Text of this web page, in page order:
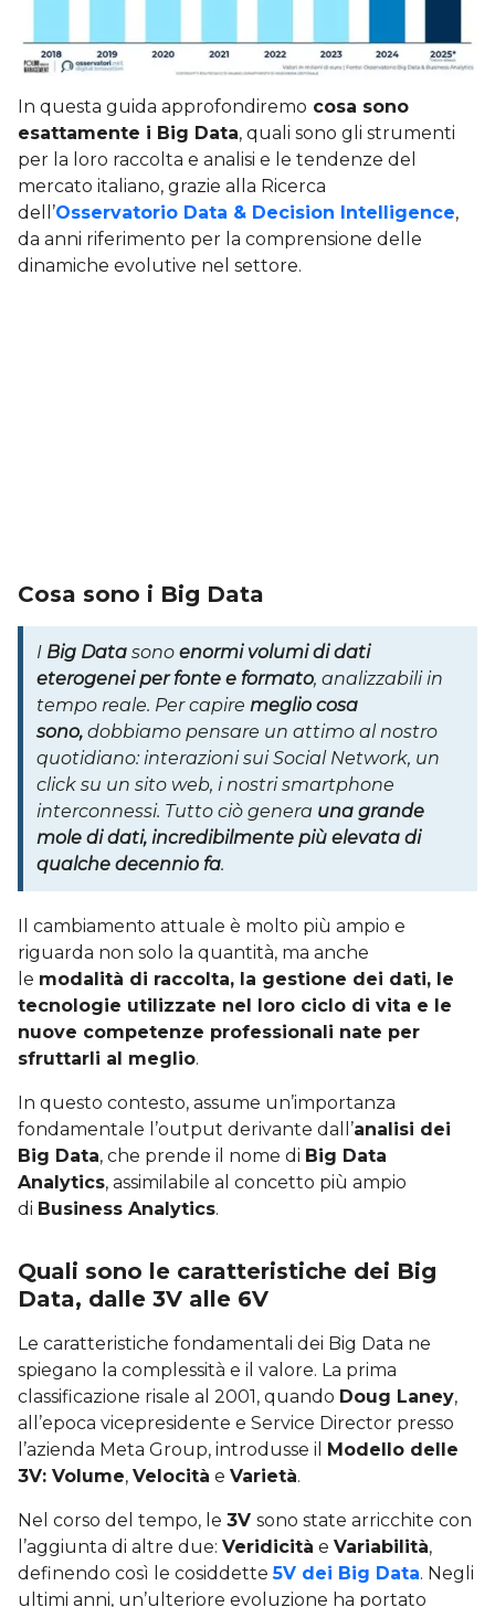
In questa guida approfondiremo cosa sono
esattamente i Big Data, quali sono gli strumenti
per la loro raccolta e analisi e le tendenze del
mercato italiano, grazie alla Ricerca
dell’Osservatorio Data & Decision Intelligence,
da anni riferimento per la comprensione delle
dinamiche evolutive nel settore.
Cosa sono i Big Data
I Big Data sono enormi volumi di dati
eterogenei per fonte e formato, analizzabili in
tempo reale. Per capire meglio cosa
sono, dobbiamo pensare un attimo al nostro
quotidiano: interazioni sui Social Network, un
click su un sito web, i nostri smartphone
interconnessi. Tutto ciò genera una grande
mole di dati, incredibilmente più elevata di
qualche decennio fa.
Il cambiamento attuale è molto più ampio e
riguarda non solo la quantità, ma anche
le modalità di raccolta, la gestione dei dati, le
tecnologie utilizzate nel loro ciclo di vita e le
nuove competenze professionali nate per
sfruttarli al meglio.
In questo contesto, assume un’importanza
fondamentale l’output derivante dall’analisi dei
Big Data, che prende il nome di Big Data
Analytics, assimilabile al concetto più ampio
di Business Analytics.
Quali sono le caratteristiche dei Big
Data, dalle 3V alle 6V
Le caratteristiche fondamentali dei Big Data ne
spiegano la complessità e il valore. La prima
classificazione risale al 2001, quando Doug Laney,
all’epoca vicepresidente e Service Director presso
l’azienda Meta Group, introdusse il Modello delle
3V: Volume, Velocità e Varietà.
Nel corso del tempo, le 3V sono state arricchite con
l’aggiunta di altre due: Veridicità e Variabilità,
definendo così le cosiddette5V dei Big Data. Negli
ultimi anni, un’ulteriore evoluzione ha portato